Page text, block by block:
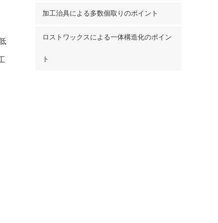
加工治具による多数個取りのポイント
ロストワックスによる一体構造化のポイン
ト